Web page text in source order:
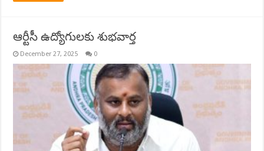
ఆర్టీసీ ఉద్యోగులకు శుభవార్త
December 27, 2025 0